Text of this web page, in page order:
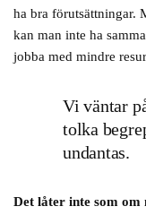
ha bra förutsättningar.
kan man inte ha
jobba med mindre
Vi väntar
tolka
undantas.
Det låter inte som